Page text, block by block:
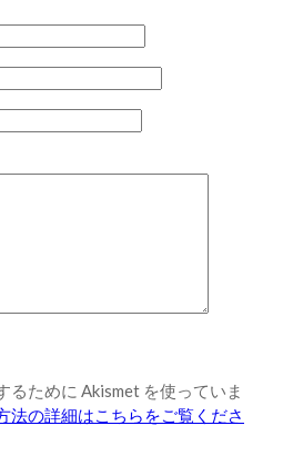
るために Akismet を使っていま
法の詳細はこちらをご覧くださ